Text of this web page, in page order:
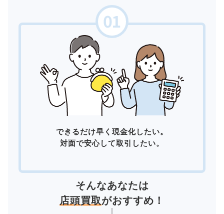
できるだけ早く現金化したい。
対面で安心して取引したい。
そんなあなたは
店頭買取がおすすめ！